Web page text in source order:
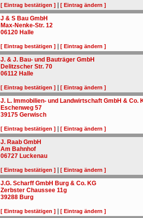
[ Eintrag bestätigen ] |[ Eintrag ändern ]
J & S Bau GmbH
Max-Nenke-Str. 12
06120 Halle
[ Eintrag bestätigen ] |[ Eintrag ändern ]
J. & J. Bau- und Bauträger GmbH
Delitzscher Str. 70
06112 Halle
[ Eintrag bestätigen ] |[ Eintrag ändern ]
J. L. Immobilien- und Landwirtschaft GmbH & Co.
Eschenweg 57
39175 Gerwisch
[ Eintrag bestätigen ] |[ Eintrag ändern ]
J. Raab GmbH
Am Bahnhof
06727 Luckenau
[ Eintrag bestätigen ] |[ Eintrag ändern ]
J.G. Scharff GmbH Burg & Co. KG
Zerbster Chaussee 11g
39288 Burg
[ Eintrag bestätigen ] |[ Eintrag ändern ]